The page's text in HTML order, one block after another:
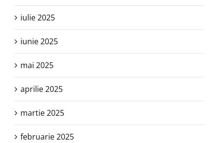
iulie 2025
iunie 2025
mai 2025
aprilie 2025
martie 2025
februarie 2025